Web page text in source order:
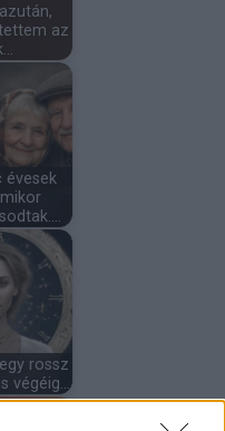
az
évesek
rossz
végéig…